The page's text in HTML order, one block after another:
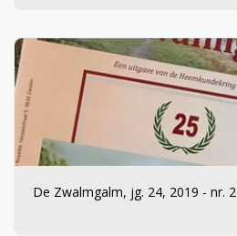
De Zwalmgalm, jg. 24, 2019 - nr. 2